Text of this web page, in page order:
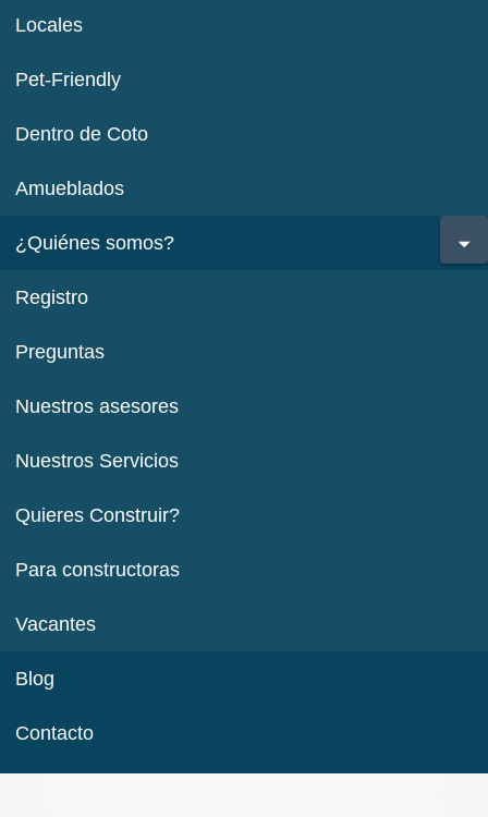
Locales
Pet-Friendly
Dentro de Coto
Amueblados
¿Quiénes somos?
Registro
Preguntas
Nuestros asesores
Nuestros Servicios
Quieres Construir?
Para constructoras
Vacantes
Blog
Contacto